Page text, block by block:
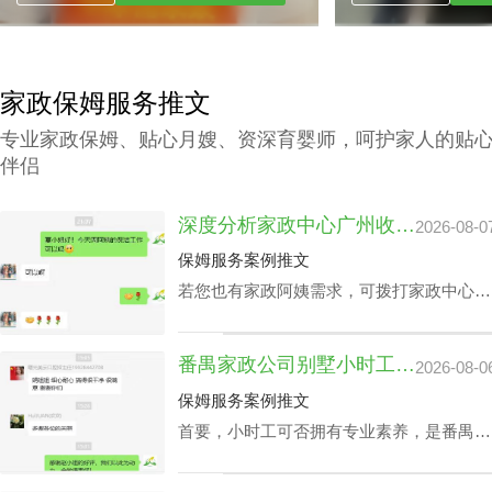
家政保姆服务推文
专业家政保姆、贴心月嫂、资深育婴师，呵护家人的贴
伴侣
深度分析家政中心广州收费与业务技能专长关系2026-08-
保姆服务案例推文
若您也有家政阿姨需求，可拨打家政中心广
姨。
番禺家政公司别墅小时工收费会因雇主要求而变动？2026-08-
保姆服务案例推文
首要，小时工可否拥有专业素养，是番禺家